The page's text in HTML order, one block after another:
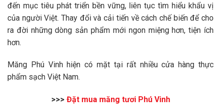
đến mục tiêu phát triển bền vững, liên tục tìm hiểu khẩu vị
của người Việt. Thay đổi và cải tiến về cách chế biến để cho
ra đời những dòng sản phẩm mới ngon miệng hơn, tiện ích
hơn.
Măng Phú Vinh hiện có mặt tại rất nhiều cửa hàng thực
phẩm sạch Việt Nam.
>>> Đặt mua măng tươi Phú Vinh